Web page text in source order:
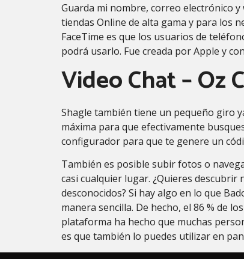
Guarda mi nombre, correo electrónico
tiendas Online de alta gama y para los
FaceTime es que los usuarios de
podrá usarlo. Fue creada por Apple y
Video Chat – Oz
Shagle también tiene un pequeño giro
máxima para que efectivamente
configurador para que te genere un
También es posible subir fotos o
casi cualquier lugar. ¿Quieres
desconocidos? Si hay algo en lo que
manera sencilla. De hecho, el 86 % de
plataforma ha hecho que muchas
es que también lo puedes utilizar en